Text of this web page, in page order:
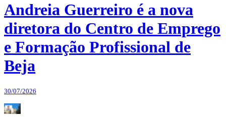
Andreia Guerreiro é a nova
diretora do Centro de Emprego
e Formação Profissional de
Beja
30/07/2026